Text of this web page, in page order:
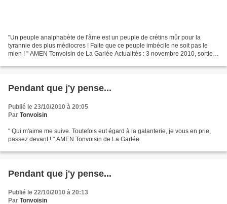
"Un peuple analphabète de l'âme est un peuple de crétins mûr pour la
tyrannie des plus médiocres ! Faite que ce peuple imbécile ne soit pas le
mien ! " AMEN Tonvoisin de La Garlée Actualités : 3 novembre 2010, sortie
Pendant que j'y pense...
Publié le 23/10/2010 à 20:05
Par Tonvoisin
" Qui m'aime me suive. Toutefois eut égard à la galanterie, je vous en prie,
passez devant ! " AMEN Tonvoisin de La Garlée
Pendant que j'y pense...
Publié le 22/10/2010 à 20:13
Par Tonvoisin